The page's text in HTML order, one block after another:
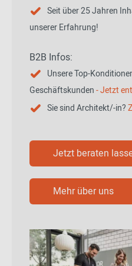
Seit über 25 Jahren
unserer Erfahrung!
B2B Infos:
Unsere Top-
Geschäftskunden- Jetzt
Sie sind Architekt/-in?
Jetzt beraten
Mehr über uns